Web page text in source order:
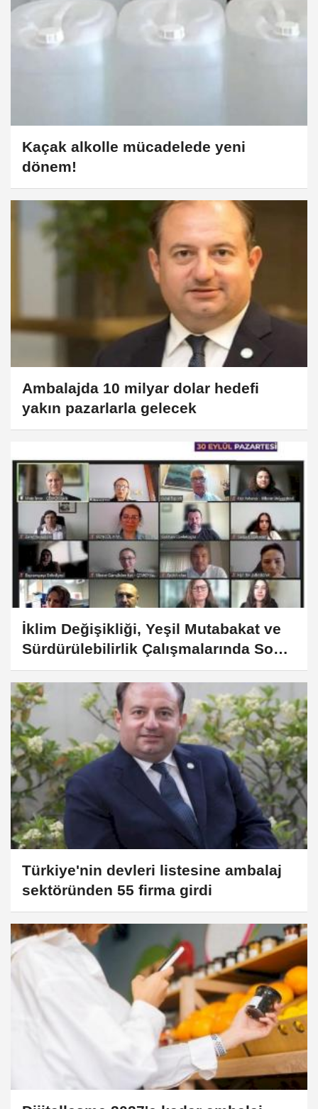
Kaçak alkolle mücadelede yeni
dönem!
Ambalajda 10 milyar dolar hedefi
yakın pazarlarla gelecek
İklim Değişikliği, Yeşil Mutabakat ve
Sürdürülebilirlik Çalışmalarında Son
Gelişmeler
Türkiye'nin devleri listesine ambalaj
sektöründen 55 firma girdi